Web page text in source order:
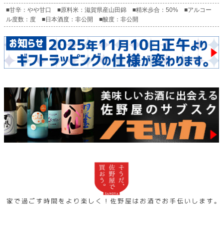
■甘辛：やや甘口 ■原料米：滋賀県産山田錦 ■精米歩合：50% ■アルコー
ル度数：度 ■日本酒度：非公開 ■酸度：非公開